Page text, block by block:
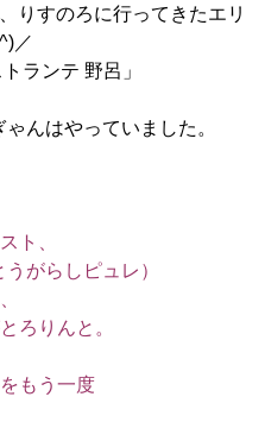
りすのろに行ってきたエリ
／
ランテ 野呂」
んはやっていました。
ト、
がらしピュレ）
ろりんと。
もう一度